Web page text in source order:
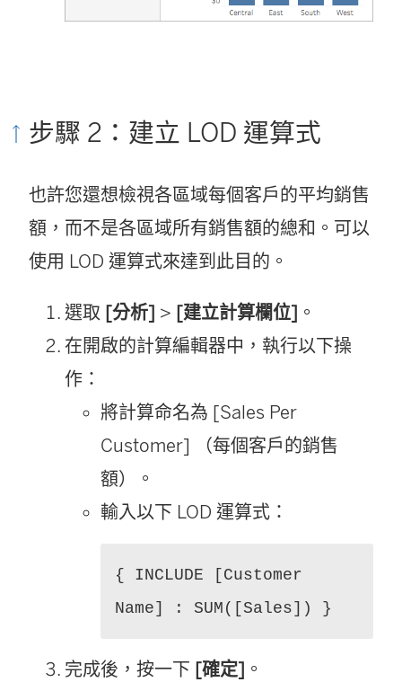
步驟 2：建立 LOD 運算式
也許您還想檢視各區域每個客戶的平均銷售
額，而不是各區域所有銷售額的總和。可以
使用 LOD 運算式來達到此目的。
選取 [分析] > [建立計算欄位] 。
在開啟的計算編輯器中，執行以下操
作：
將計算命名為 [Sales Per
Customer] （每個客戶的銷售
額）。
輸入以下 LOD 運算式：
{ INCLUDE [Customer
Name] : SUM([Sales]) }
完成後，按一下 [確定] 。